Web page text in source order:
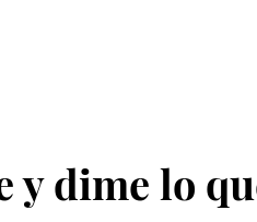
y dime lo